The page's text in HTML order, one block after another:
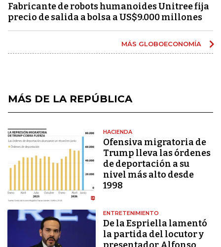
Fabricante de robots humanoides Unitree fija
precio de salida a bolsa a US$9.000 millones
MÁS GLOBOECONOMÍA
MÁS DE LA REPÚBLICA
HACIENDA
Ofensiva migratoria de
Trump lleva las órdenes
de deportación a su
nivel más alto desde
1998
ENTRETENIMIENTO
De la Espriella lamentó
la partida del locutor y